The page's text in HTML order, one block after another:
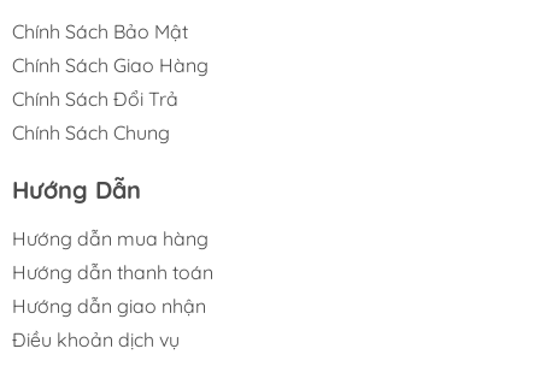
Chính Sách Bảo Mật
Chính Sách Giao Hàng
Chính Sách Đổi Trả
Chính Sách Chung
Hướng Dẫn
Hướng dẫn mua hàng
Hướng dẫn thanh toán
Hướng dẫn giao nhận
Điều khoản dịch vụ